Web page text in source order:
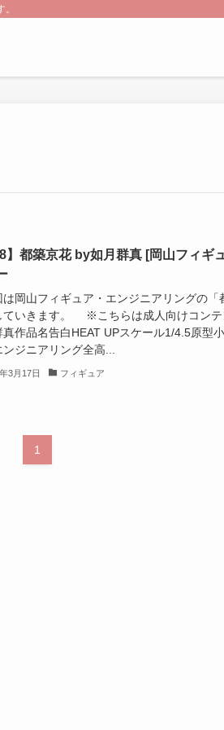
】都築京花 by如月群真 [岡山フィギ
岡山フィギュア・エンジニアリングの「
ていきます。 ※こちらは成人向けコンテ
作品名告白HEAT UPスケール1/4.5原型
ジニアリング全高...
3月17日 フィギュア
1